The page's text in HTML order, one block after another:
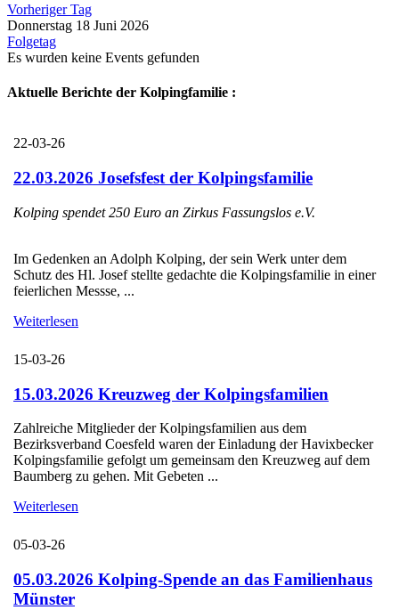
Vorheriger Tag
Donnerstag 18 Juni 2026
Folgetag
Es wurden keine Events gefunden
Aktuelle Berichte der Kolpingfamilie :
22-03-26
22.03.2026 Josefsfest der Kolpingsfamilie
Kolping spendet 250 Euro an Zirkus Fassungslos e.V.
Im Gedenken an Adolph Kolping, der sein Werk unter dem
Schutz des Hl. Josef stellte gedachte die Kolpingsfamilie in einer
feierlichen Messse, ...
Weiterlesen
15-03-26
15.03.2026 Kreuzweg der Kolpingsfamilien
Zahlreiche Mitglieder der Kolpingsfamilien aus dem
Bezirksverband Coesfeld waren der Einladung der Havixbecker
Kolpingsfamilie gefolgt um gemeinsam den Kreuzweg auf dem
Baumberg zu gehen. Mit Gebeten ...
Weiterlesen
05-03-26
05.03.2026 Kolping-Spende an das Familienhaus
Münster